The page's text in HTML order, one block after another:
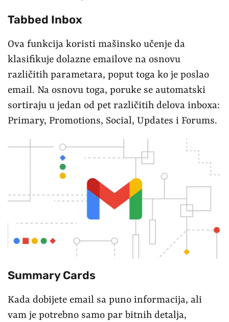
Tabbed Inbox
Ova funkcija koristi mašinsko učenje da
klasifikuje dolazne emailove na osnovu
različitih parametara, poput toga ko je poslao
email. Na osnovu toga, poruke se automatski
sortiraju u jedan od pet različitih delova inboxa:
Primary, Promotions, Social, Updates i Forums.
Summary Cards
Kada dobijete email sa puno informacija, ali
vam je potrebno samo par bitnih detalja,